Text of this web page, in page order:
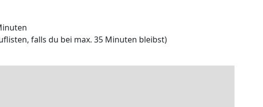
falls du bei max. 35 Minuten bleibst)